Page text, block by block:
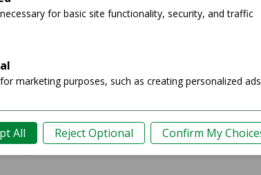
Comprar
iPhone
Guía